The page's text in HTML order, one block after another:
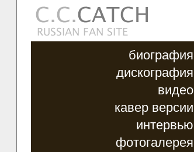
биография
дискография
видео
кавер версии
интервью
фотогалерея